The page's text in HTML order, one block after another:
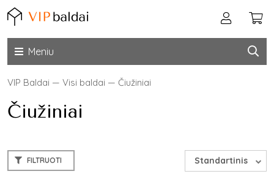
Meniu
VIP Baldai — Visi baldai — Čiužiniai
Čiužiniai
FILTRUOTI Standartinis